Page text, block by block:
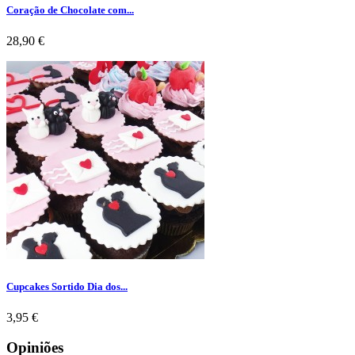
Coração de Chocolate com...
Preço
28,90 €
Cupcakes Sortido Dia dos...
Preço
3,95 €
Opiniões